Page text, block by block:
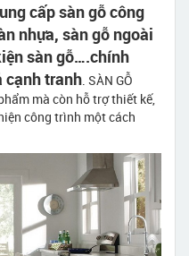
cấp sàn gỗ công
nhựa, sàn gỗ ngoài
sàn gỗ….chính
cạnh tranh. SÀN GỖ
mà còn hỗ trợ thiết kế,
công trình một cách